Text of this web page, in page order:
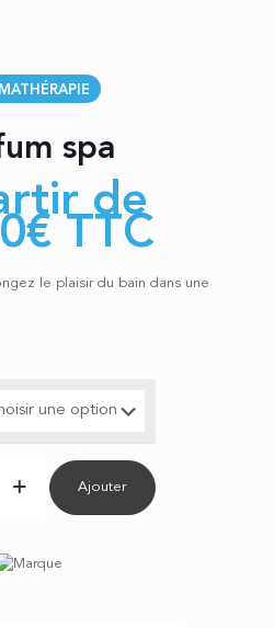
spa
de
€ TTC
le plaisir du bain dans une
Ajouter